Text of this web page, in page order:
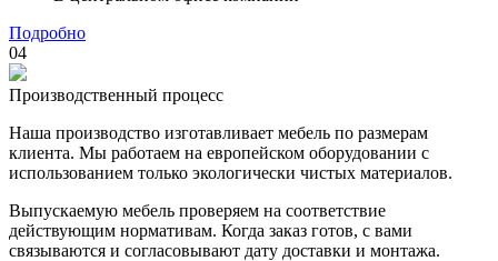
Подробно
04
Производственный процесс
Наша производство изготавливает мебель по размерам
клиента. Мы работаем на европейском оборудовании с
использованием только экологически чистых материалов.
Выпускаемую мебель проверяем на соответствие
действующим нормативам. Когда заказ готов, с вами
связываются и согласовывают дату доставки и монтажа.